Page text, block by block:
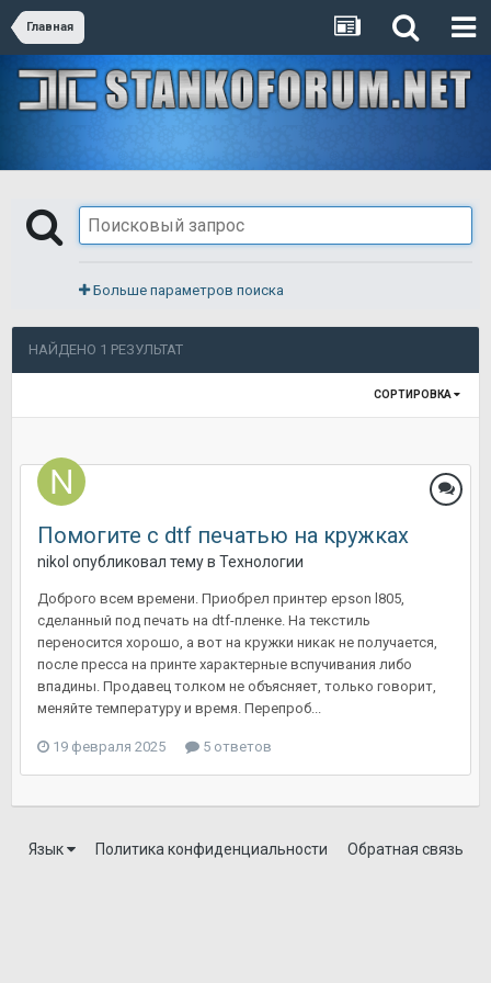
Главная
Больше параметров поиска
НАЙДЕНО 1 РЕЗУЛЬТАТ
СОРТИРОВКА
Помогите с dtf печатью на кружках
nikol опубликовал тему в Технологии
Доброго всем времени. Приобрел принтер epson l805,
сделанный под печать на dtf-пленке. На текстиль
переносится хорошо, а вот на кружки никак не получается,
после пресса на принте характерные вспучивания либо
впадины. Продавец толком не объясняет, только говорит,
меняйте температуру и время. Перепроб...
19 февраля 2025 5 ответов
Язык Политика конфиденциальности Обратная связь